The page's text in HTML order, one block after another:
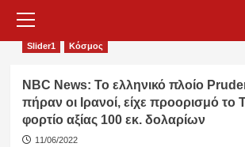
Menu
Slider1 Κόσμος
NBC News: Το ελληνικό πλοίο
πήραν οι Ιρανοί, είχε προορισμό το
φορτίο αξίας 100 εκ. δολαρίων
11/06/2022